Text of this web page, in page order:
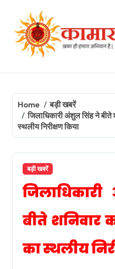
content
Home
बड़ी खबरें
जिलाधिकारी अंशुल सिंह ने बीते
स्थलीय निरीक्षण किया
बड़ी खबरें
बीते शनिवार
का स्थलीय